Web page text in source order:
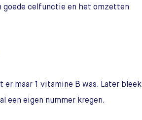
goede celfunctie en het omzetten
maar 1 vitamine B was. Later bleek
een eigen nummer kregen.